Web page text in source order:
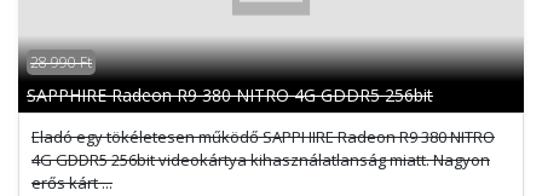
28 990 Ft
SAPPHIRE Radeon R9 380 NITRO 4G GDDR5 256bit
Eladó egy tökéletesen működő SAPPHIRE Radeon R9 380 NITRO
4G GDDR5 256bit videokártya kihasználatlanság miatt. Nagyon
erős kárt ...